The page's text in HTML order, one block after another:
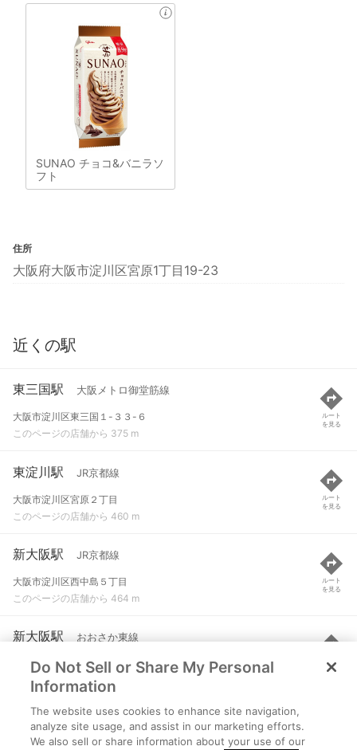
SUNAO チョコ&バニラソ
フト
住所
大阪府大阪市淀川区宮原1丁目19-23
近くの駅
東三国駅 大阪メトロ御堂筋線
大阪市淀川区東三国１-３３-６
このページの店舗から 375 m
ルート
を見る
東淀川駅 JR京都線
大阪市淀川区宮原２丁目
このページの店舗から 460 m
ルート
を見る
新大阪駅 JR京都線
大阪市淀川区西中島５丁目
このページの店舗から 464 m
ルート
を見る
新大阪駅 おおさか東線
大阪市淀川区西中島五丁目16-1
このページの店舗から 480 m
ルート
を見る
新大阪駅 大阪メトロ御堂筋線
大阪市淀川区西中島５丁目
Do Not Sell or Share My Personal
Information
The website uses cookies to enhance site navigation,
analyze site usage, and assist in our marketing efforts.
We also sell or share information about your use of our